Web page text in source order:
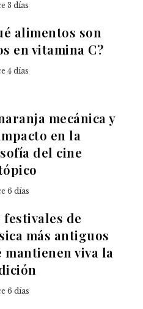
3 días
alimentos son
en vitamina C?
4 días
mecánica y
en la
del cine
6 días
festivales de
más antiguos
mantienen viva la
6 días